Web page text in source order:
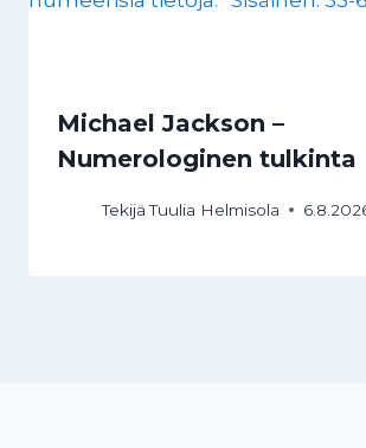
Michael Jackson –
Numerologinen tulkinta
Tekijä Tuulia Helmisola